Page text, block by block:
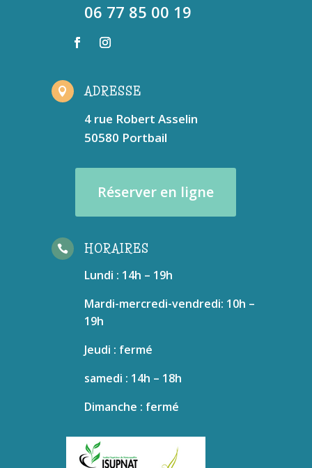
06 77 85 00 19
 ADRESSE
4 rue Robert Asselin
50580 Portbail
Réserver en ligne
 HORAIRES
Lundi : 14h – 19h
Mardi-mercredi-vendredi: 10h –
19h
Jeudi : fermé
samedi : 14h – 18h
Dimanche : fermé